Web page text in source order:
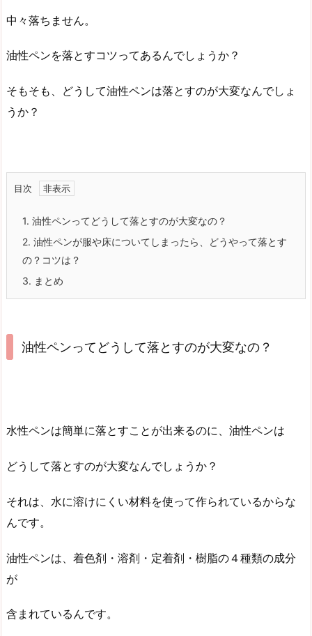
中々落ちません。
油性ペンを落とすコツってあるんでしょうか？
そもそも、どうして油性ペンは落とすのが大変なんでしょ
うか？
目次
1. 油性ペンってどうして落とすのが大変なの？
2. 油性ペンが服や床についてしまったら、どうやって落とす
の？コツは？
3. まとめ
油性ペンってどうして落とすのが大変なの？
水性ペンは簡単に落とすことが出来るのに、油性ペンは
どうして落とすのが大変なんでしょうか？
それは、水に溶けにくい材料を使って作られているからな
んです。
油性ペンは、着色剤・溶剤・定着剤・樹脂の４種類の成分
が
含まれているんです。